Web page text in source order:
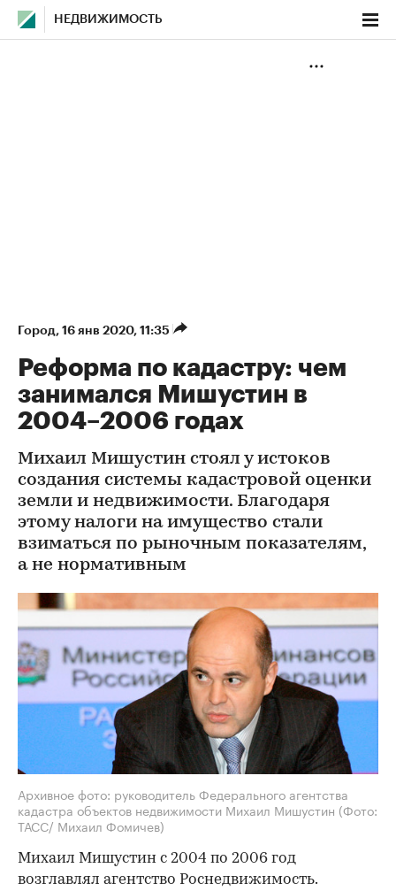
НЕДВИЖИМОСТЬ
Город⁠, 16 янв 2020, 11:35
Реформа по кадастру: чем
занимался Мишустин в
2004–2006 годах
Михаил Мишустин стоял у истоков
создания системы кадастровой оценки
земли и недвижимости. Благодаря
этому налоги на имущество стали
взиматься по рыночным показателям,
а не нормативным
Архивное фото: руководитель Федерального агентства
кадастра объектов недвижимости Михаил Мишустин (Фото:
ТАСС/ Михаил Фомичев)
Михаил Мишустин с 2004 по 2006 год
возглавлял агентство Роснедвижимость.